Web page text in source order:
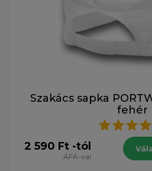
Szakács sapka
fehér
2 590 Ft -tól
ÁFÁ-val